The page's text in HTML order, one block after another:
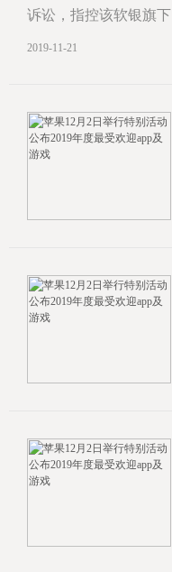
诉讼，指控该软银旗下
2019-11-21